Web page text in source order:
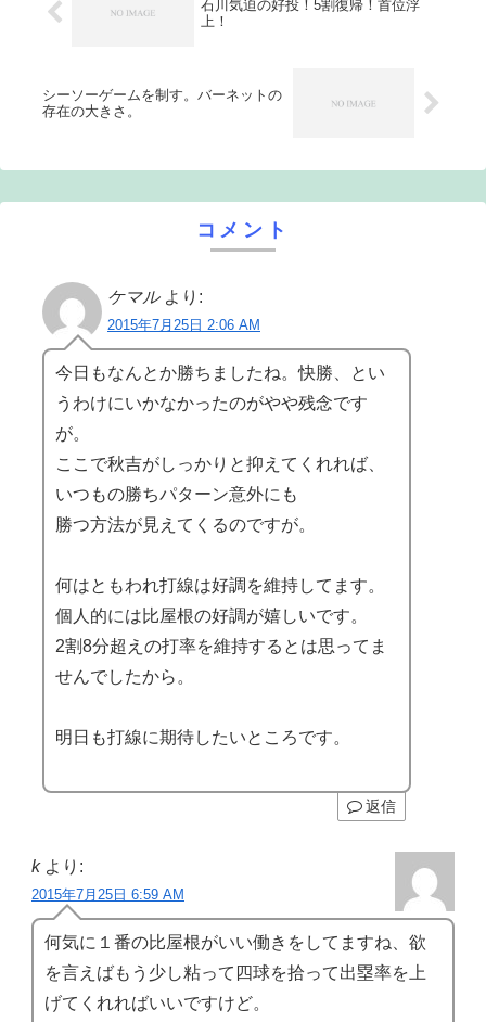
石川気迫の好投！5割復帰！首位浮
上！
シーソーゲームを制す。バーネットの
存在の大きさ。
コメント
ケマル より:
2015年7月25日 2:06 AM
今日もなんとか勝ちましたね。快勝、とい
うわけにいかなかったのがやや残念です
が。
ここで秋吉がしっかりと抑えてくれれば、
いつもの勝ちパターン意外にも
勝つ方法が見えてくるのですが。
何はともわれ打線は好調を維持してます。
個人的には比屋根の好調が嬉しいです。
2割8分超えの打率を維持するとは思ってま
せんでしたから。
明日も打線に期待したいところです。
返信
k より:
2015年7月25日 6:59 AM
何気に１番の比屋根がいい働きをしてますね、欲
を言えばもう少し粘って四球を拾って出塁率を上
げてくれればいいですけど。